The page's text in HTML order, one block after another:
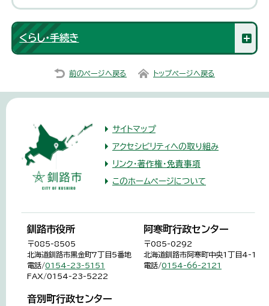
くらし・手続き
前のページへ戻る トップページへ戻る
サイトマップ
アクセシビリティへの取り組み
リンク・著作権・免責事項
このホームページについて
釧路市役所
〒085-8505
北海道釧路市黒金町7丁目5番地
電話/0154-23-5151
FAX/0154-23-5222
阿寒町行政センター
〒085-0292
北海道釧路市阿寒町中央1丁目4-1
電話/0154-66-2121
音別町行政センター